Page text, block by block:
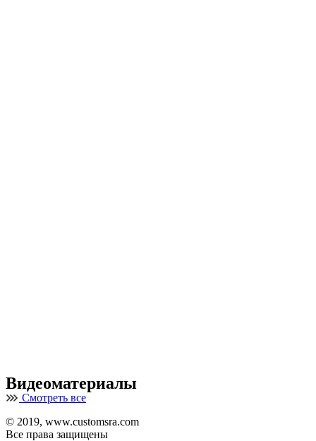
Видеоматериалы
Смотреть все
© 2019, www.customsra.com
Все права защищены